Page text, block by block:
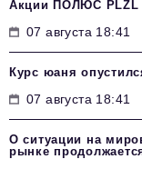
Акции ПОЛЮС PLZL
07 августа 18:41
Курс юаня
07 августа 18:41
О ситуации на
рынке